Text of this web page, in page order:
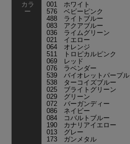
カラ
ー
001 ホワイト
576 ベビーピンク
488 ライトブルー
083 アクアブルー
036 ライムグリーン
021 イエロー
064 オレンジ
511 トロピカルピンク
069 レッド
076 ラベンダー
539 バイオレットパープル
538 ターコイズブルー
025 ブライトグリーン
029 グリーン
072 バーガンディー
086 ネイビー
084 コバルトブルー
190 カナリアイエロー
013 グレー
173 ガンメタル